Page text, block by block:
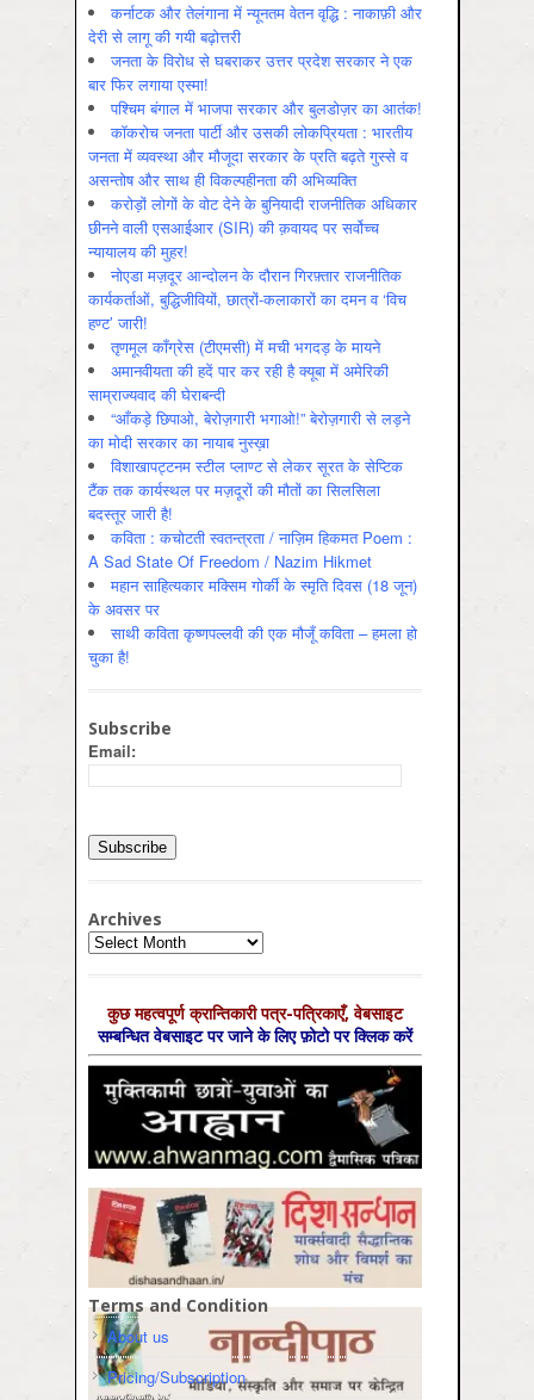
कर्नाटक और तेलंगाना में न्यूनतम वेतन वृद्धि : नाकाफ़ी और
देरी से लागू की गयी बढ़ोत्तरी
जनता के विरोध से घबराकर उत्तर प्रदेश सरकार ने एक
बार फिर लगाया एस्मा!
पश्चिम बंगाल में भाजपा सरकार और बुलडोज़र का आतंक!
कॉकरोच जनता पार्टी और उसकी लोकप्रियता : भारतीय
जनता में व्‍यवस्‍था और मौजूदा सरकार के प्रति बढ़ते गुस्‍से व
असन्‍तोष और साथ ही विकल्‍पहीनता की अभिव्‍यक्ति
करोड़ों लोगों के वोट देने के बुनियादी राजनीतिक अधिकार
छीनने वाली एसआईआर (SIR) की क़वायद पर सर्वोच्च
न्यायालय की मुहर!
नोएडा मज़दूर आन्दोलन के दौरान गिरफ़्तार राजनीतिक
कार्यकर्ताओं, बुद्धिजीवियों, छात्रों-कलाकारों का दमन व ‘विच
हण्ट’ जारी!
तृणमूल काँग्रेस (टीएमसी) में मची भगदड़ के मायने
अमानवीयता की हदें पार कर रही है क्यूबा में अमेरिकी
साम्राज्यवाद की घेराबन्दी
“आँकड़े छिपाओ, बेरोज़गारी भगाओ!” बेरोज़गारी से लड़ने
का मोदी सरकार का नायाब नुस्ख़ा
विशाखापट्टनम स्टील प्लाण्ट से लेकर सूरत के सेप्टिक
टैंक तक कार्यस्थल पर मज़दूरों की मौतों का सिलसिला
बदस्तूर जारी है!
कविता : कचोटती स्वतन्त्रता / नाज़िम हिकमत Poem :
A Sad State Of Freedom / Nazim Hikmet
महान साहित्यकार मक्सिम गोर्की के स्मृति दिवस (18 जून)
के अवसर पर
साथी कविता कृष्णपल्लवी की एक मौजूँ कविता – हमला हो
चुका है!
Subscribe
Email:
Archives
Archives
कुछ महत्‍वपूर्ण क्रान्तिकारी पत्र-पत्रिकाएँ, वेबसाइट
सम्‍बन्धित वेबसाइट पर जाने के लिए फ़ोटो पर क्लिक करें
Terms and Condition
About us
Pricing/Subscription